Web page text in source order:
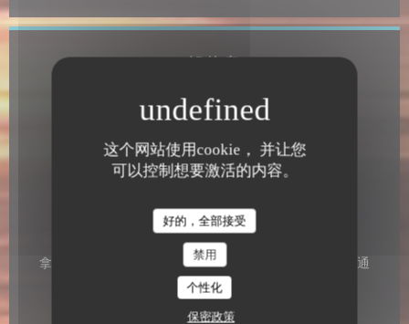
这个网站使用cookie， 并让您
可以控制想要激活的内容。
好的，全部接受
禁用
个性化
保密政策
一般信息
菜肴
安的列斯, 海鲜, 本地产品, 世界美食
经营类型
Bar Brasserie Restaurant Cocktail Terrasse plein sud
Restauration traditionnelle pour les groupes et individuels
服务
拿走订单, 私人租用, 预订团体餐, 海景露台, 阳台, 残疾人通
道, 无线上网
支付方式